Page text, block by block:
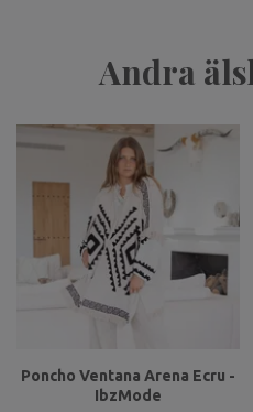
Andra
Poncho Ventana Arena Ecru -
IbzMode